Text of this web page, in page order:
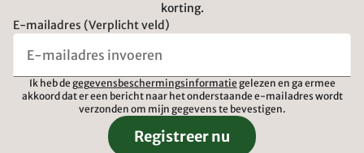
korting.
E-mailadres (Verplicht veld)
Ik heb de gegevensbeschermingsinformatie gelezen en ga ermee
akkoord dat er een bericht naar het onderstaande e-mailadres wordt
verzonden om mijn gegevens te bevestigen.
Registreer nu